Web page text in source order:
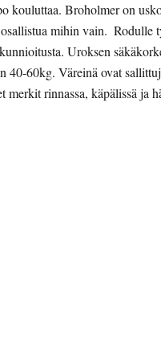
kouluttaa. Broholmer on
mihin vain.
Uroksen
40-60kg. Väreinä ovat
rinnassa, käpälissä ja